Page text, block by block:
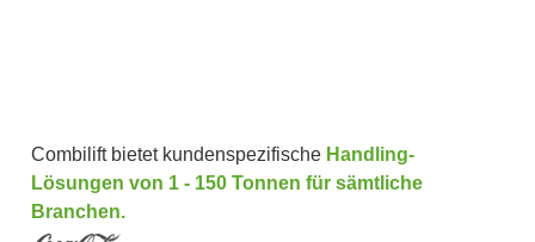
Combilift bietet kundenspezifische Handling-
Lösungen von 1 - 150 Tonnen für sämtliche
Branchen.